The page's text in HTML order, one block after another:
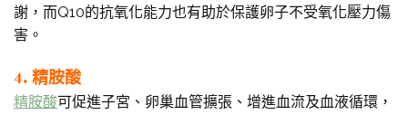
謝，而Q10的抗氧化能力也有助於保護卵子不受氧化壓力傷
害。
4. 精胺酸
精胺酸可促進子宮、卵巢血管擴張、增進血流及血液循環，